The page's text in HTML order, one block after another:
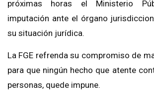
próximas horas el Ministerio
imputación ante el órgano
su situación jurídica.
La FGE refrenda su compromiso de
para que ningún hecho que atente
personas, quede impune.